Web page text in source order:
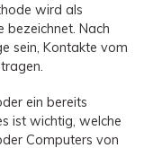
wird als
bezeichnet. Nach
sein, Kontakte vom
ein bereits
ist wichtig, welche
Computers von